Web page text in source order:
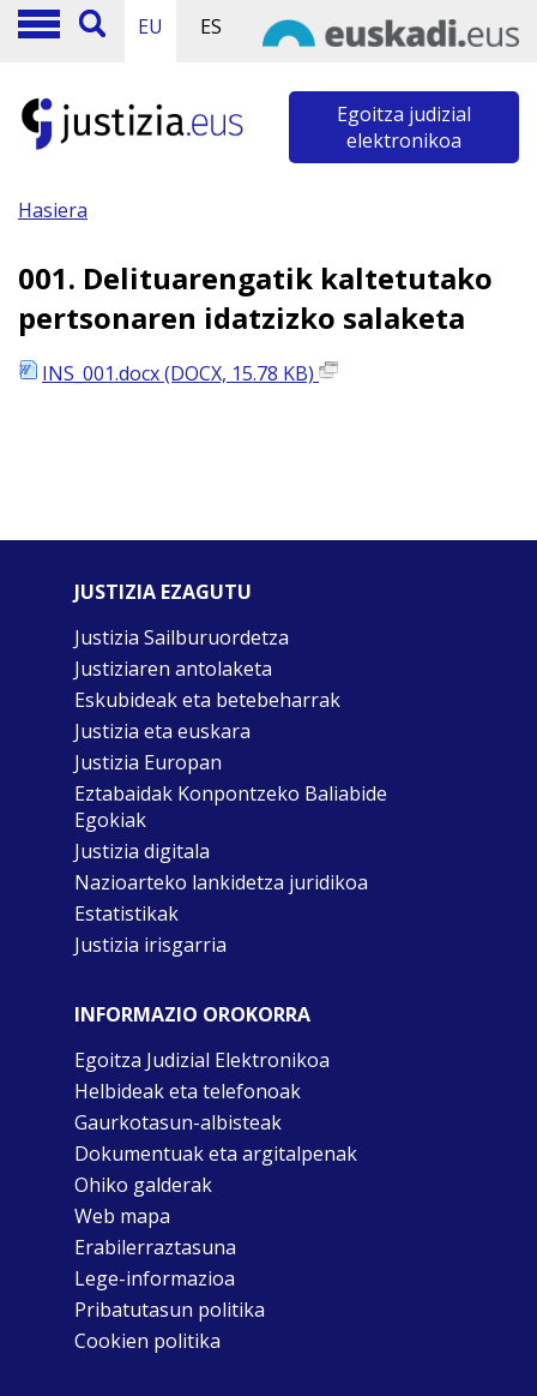
EU ES
Egoitza judizial
elektronikoa
Hasiera
001. Delituarengatik kaltetutako
pertsonaren idatzizko salaketa
INS_001.docx (DOCX, 15.78 KB)
JUSTIZIA EZAGUTU
Justizia Sailburuordetza
Justiziaren antolaketa
Eskubideak eta betebeharrak
Justizia eta euskara
Justizia Europan
Eztabaidak Konpontzeko Baliabide
Egokiak
Justizia digitala
Nazioarteko lankidetza juridikoa
Estatistikak
Justizia irisgarria
INFORMAZIO OROKORRA
Egoitza Judizial Elektronikoa
Helbideak eta telefonoak
Gaurkotasun-albisteak
Dokumentuak eta argitalpenak
Ohiko galderak
Web mapa
Erabilerraztasuna
Lege-informazioa
Pribatutasun politika
Cookien politika